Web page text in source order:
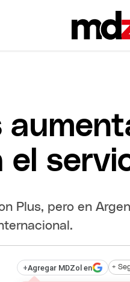
Plus, pero en
+Agregar MDZol en +